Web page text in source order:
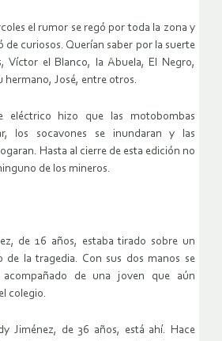
el rumor se regó por toda la zona y
de curiosos. Querían saber por la suerte
Víctor el Blanco, la Abuela, El Negro,
hermano, José, entre otros.
eléctrico hizo que las motobombas
los socavones se inundaran y las
Hasta al cierre de esta edición no
de los mineros.
de 16 años, estaba tirado sobre un
de la tragedia. Con sus dos manos se
acompañado de una joven que aún
colegio.
Jiménez, de 36 años, está ahí. Hace